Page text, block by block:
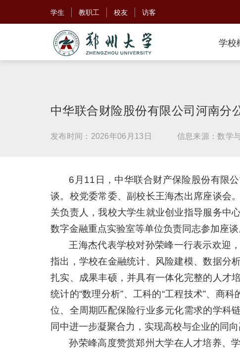
学生 教职工 校友 访客
学校
中华联合财险股份有限公司河南分
发布时间：2026年06月13日 信息来源：数学
6月11日，中华联合财产保险股份有限
谈。校党委常委、副校长王海杰出席座谈会
关负责人，我校大学生就业创业指导服务中
数字金融重点实验室等单位负责同志参加座
王海杰代表学校对孙荣峰一行表示欢迎
指出，学校在金融统计、风险建模、数据分
扎实、成果丰硕，并具有一体化完整的人才
统计的“数理分析”、工科的“工程技术”、商
位、全周期匹配保险行业多元化需求的学科
同中进一步凝聚合力，实现高校与企业的同
孙荣峰高度赞赏郑州大学在人才培养、